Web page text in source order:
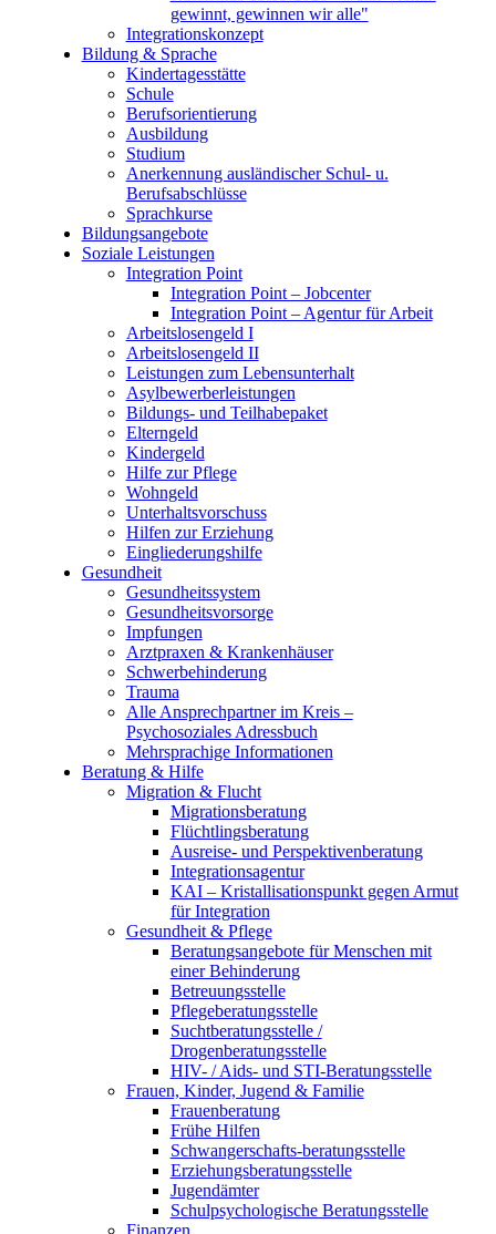
gewinnt, gewinnen wir alle"
Integrationskonzept
Bildung & Sprache
Kindertagesstätte
Schule
Berufsorientierung
Ausbildung
Studium
Anerkennung ausländischer Schul- u.
Berufsabschlüsse
Sprachkurse
Bildungsangebote
Soziale Leistungen
Integration Point
Integration Point – Jobcenter
Integration Point – Agentur für Arbeit
Arbeitslosengeld I
Arbeitslosengeld II
Leistungen zum Lebensunterhalt
Asylbewerberleistungen
Bildungs- und Teilhabepaket
Elterngeld
Kindergeld
Hilfe zur Pflege
Wohngeld
Unterhaltsvorschuss
Hilfen zur Erziehung
Eingliederungshilfe
Gesundheit
Gesundheitssystem
Gesundheitsvorsorge
Impfungen
Arztpraxen & Krankenhäuser
Schwerbehinderung
Trauma
Alle Ansprechpartner im Kreis –
Psychosoziales Adressbuch
Mehrsprachige Informationen
Beratung & Hilfe
Migration & Flucht
Migrationsberatung
Flüchtlingsberatung
Ausreise- und Perspektivenberatung
Integrationsagentur
KAI – Kristallisationspunkt gegen Armut
für Integration
Gesundheit & Pflege
Beratungsangebote für Menschen mit
einer Behinderung
Betreuungsstelle
Pflegeberatungsstelle
Suchtberatungsstelle /
Drogenberatungsstelle
HIV- / Aids- und STI-Beratungsstelle
Frauen, Kinder, Jugend & Familie
Frauenberatung
Frühe Hilfen
Schwangerschafts-beratungsstelle
Erziehungsberatungsstelle
Jugendämter
Schulpsychologische Beratungsstelle
Finanzen